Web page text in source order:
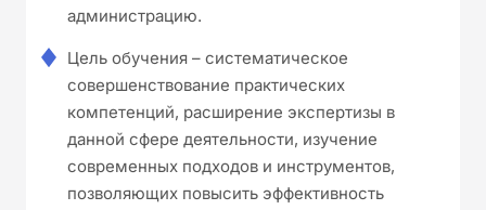
администрацию.
Цель обучения – систематическое
совершенствование практических
компетенций, расширение экспертизы в
данной сфере деятельности, изучение
современных подходов и инструментов,
позволяющих повысить эффективность